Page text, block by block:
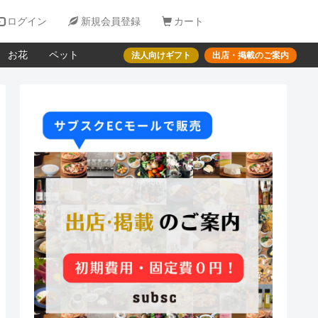
ログイン  新規会員登録  カート
お花 ペット 法人向けギフト 出店・掲載のご案内